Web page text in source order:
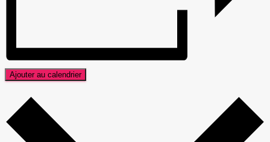
Ajouter au calendrier